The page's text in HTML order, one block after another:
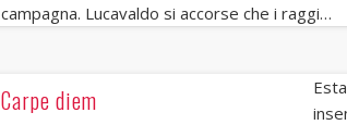
campagna. Lucavaldo si accorse che i raggi…
Carpe diem